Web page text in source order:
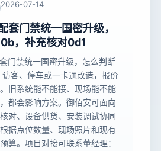
2026-07-14
套门禁统一国密升级，
，补充核对0d1
门禁统一国密升级，怎么判断
客、停车或一卡通改造，报价
旧系统能不能接、现场能不能
都会影响方案。御佰安可面向
对、设备供货、安装调试协同
据点位数量、现场照片和现有
算。项目对接可联系董经理：